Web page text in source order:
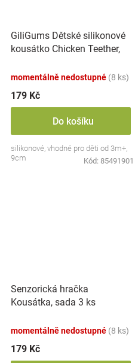
GiliGums Dětské silikonové
kousátko Chicken Teether,
momentálně nedostupné (8 ks)
179 Kč
Do košíku
silikonové, vhodné pro děti od 3m+,
9cm
Kód: 85491901
Senzorická hračka
Kousátka, sada 3 ks
momentálně nedostupné (8 ks)
179 Kč